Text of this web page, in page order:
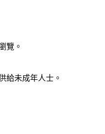
覽。
給未成年人士。